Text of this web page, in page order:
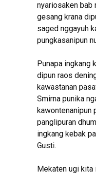
nyariosaken bab
gesang krana
saged nggayuh
pungkasanipun
Punapa ingkang
dipun raos
kawastanan
Smirna punika
kawontenanipun
panglipuran
ingkang kebak
Gusti.
Mekaten ugi kita